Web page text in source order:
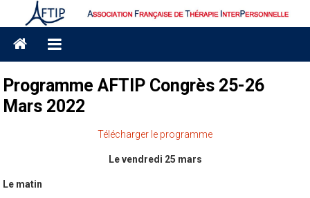
Association
Française
de
interpersonnelle
Programme AFTIP Congrès 25-26
Mars 2022
Télécharger le programme
Le vendredi 25 mars
Le matin